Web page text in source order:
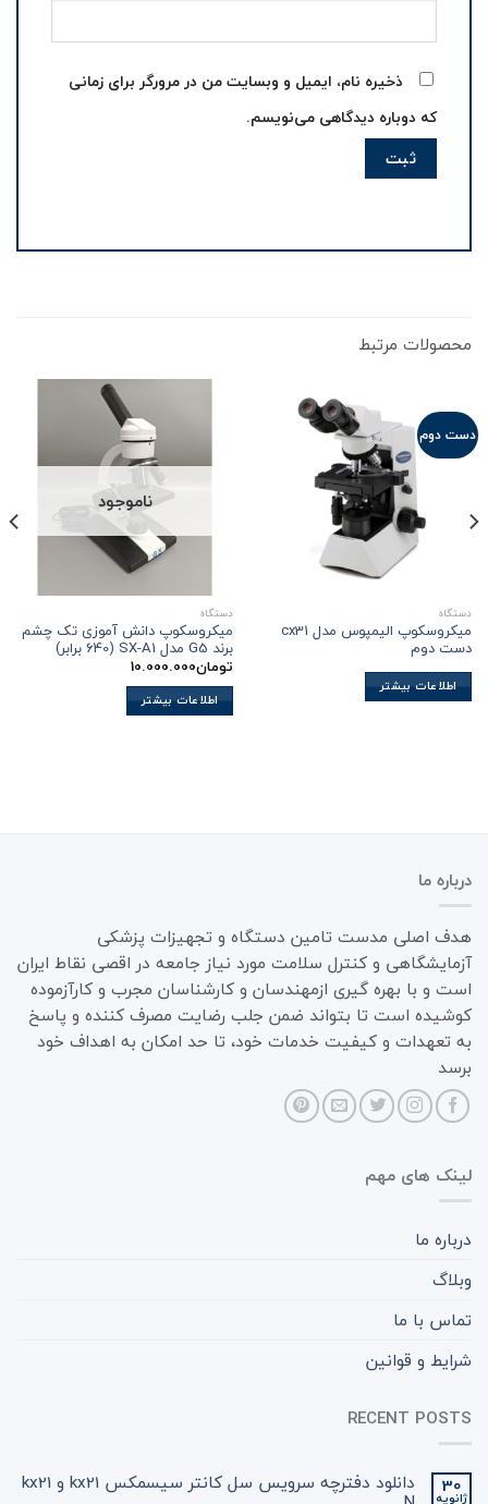
ذخیره نام، ایمیل و وبسایت من در مرورگر برای زمانی
که دوباره دیدگاهی می‌نویسم.
محصولات مرتبط
دست دوم
دستگاه
میکروسکوپ الیمپوس مدل cx31
دست دوم
اطلاعات بیشتر
ناموجود
دستگاه
میکروسکوپ دانش آموزی تک چشم
برند G5 مدل SX-A1 (640 برابر)
تومان10.000.000
اطلاعات بیشتر
درباره ما
هدف اصلی مدست تامین دستگاه و تجهیزات پزشکی
آزمایشگاهی و کنترل سلامت مورد نیاز جامعه در اقصی نقاط ایران
است و با بهره گیری ازمهندسان و کارشناسان مجرب و کارآزموده
کوشیده است تا بتواند ضمن جلب رضایت مصرف کننده و پاسخ
به تعهدات و کیفیت خدمات خود، تا حد امکان به اهداف خود
برسد
لینک های مهم
درباره ما
وبلاگ
تماس با ما
شرایط و قوانین
RECENT POSTS
30
ژانویه
دانلود دفترچه سرویس سل کانتر سیسمکس kx21 و kx21